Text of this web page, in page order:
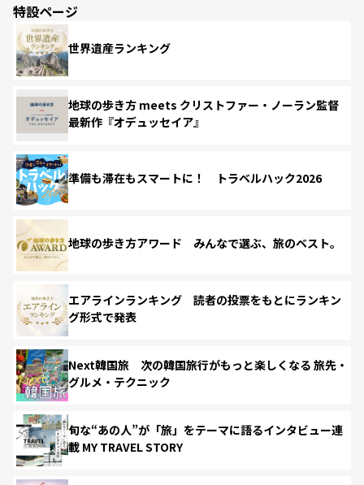
特設ページ
世界遺産ランキング
地球の歩き方 meets クリストファー・ノーラン監督
最新作『オデュッセイア』
準備も滞在もスマートに！ トラベルハック2026
地球の歩き方アワード みんなで選ぶ、旅のベスト。
エアラインランキング 読者の投票をもとにランキン
グ形式で発表
Next韓国旅 次の韓国旅行がもっと楽しくなる 旅先・
グルメ・テクニック
旬な“あの人”が「旅」をテーマに語るインタビュー連
載 MY TRAVEL STORY